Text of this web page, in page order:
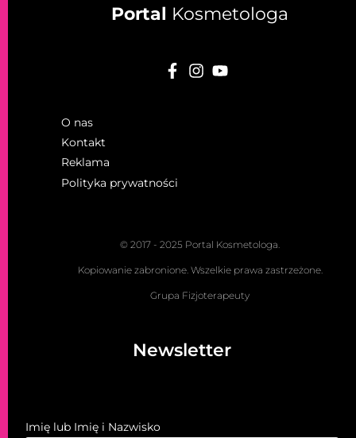
Portal Kosmetologa
O nas
Kontakt
Reklama
Polityka prywatności
© 2017 - 2025 Portal Kosmetologa.
Kopiowanie zabronione. Wszelkie prawa zastrzeżone.
Grupa Fizjoterapeuty
Newsletter
Imię lub Imię i Nazwisko